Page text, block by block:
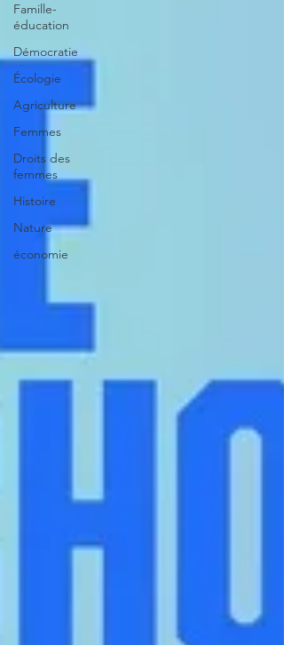
Famille-
éducation
Démocratie
Écologie
Agriculture
Femmes
Droits des
femmes
Histoire
Nature
économie